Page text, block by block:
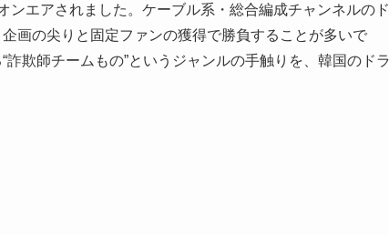
ンエアされました。ケーブル系・総合編成チャンネルのド
画の尖りと固定ファンの獲得で勝負することが多いで
欺師チームもの”というジャンルの手触りを、韓国のド